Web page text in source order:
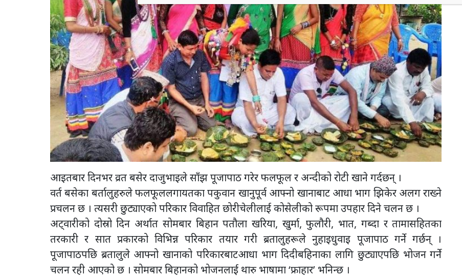
आइतबार दिनभर व्रत बसेर दाजुभाइले साँझ पूजापाठ गरेर फलफूल र अन्दीको रोटी खाने गर्दछन् ।
वर्त बसेका बर्तालुहरुले फलफूललगायतका पकुवान खानुपूर्व आफ्नो खानाबाट आधा भाग झिकेर अलग राख्ने
प्रचलन छ । त्यसरी छुट्याएको परिकार विवाहित छोरीचेलीलाई कोसेलीको रूपमा उपहार दिने चलन छ ।
अट्वारीको दोस्रो दिन अर्थात सोमबार बिहान पतौला खरिया, खुर्मा, फुलौरी, भात, गब्दा र तामासहितका
तरकारी र सात प्रकारको विभिन्न परिकार तयार गरी ब्रतालुहरूले नुहाइधुवाइ पूजापाठ गर्ने गर्छन् ।
पूजापाठपछि ब्रतालुले आफ्नो खानाको परिकारबाटआधा भाग दिदीबहिनाका लागि छुट्याएपछि भोजन गर्ने
चलन रही आएको छ । सोमबार बिहानको भोजनलाई थारु भाषामा ‘फ्राहार’ भनिन्छ ।